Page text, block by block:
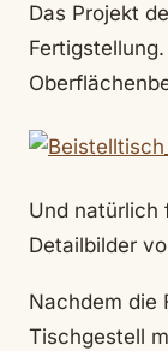
Das Projekt
Und natürlich
Detailbilder
Nachdem die
Tischgestell